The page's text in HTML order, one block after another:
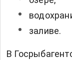
заливе.
В